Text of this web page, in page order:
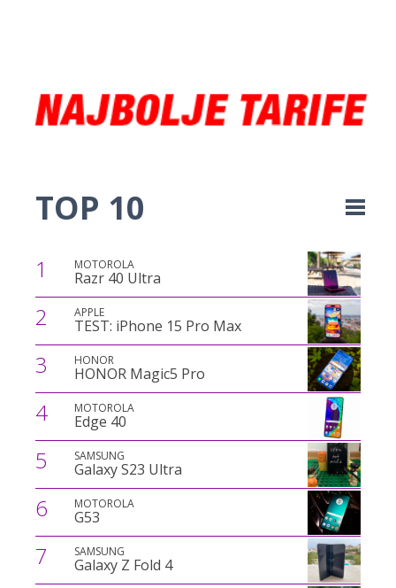
TOP 10
1 MOTOROLA
Razr 40 Ultra
2 APPLE
TEST: iPhone 15 Pro Max
3 HONOR
HONOR Magic5 Pro
4 MOTOROLA
Edge 40
5 SAMSUNG
Galaxy S23 Ultra
6 MOTOROLA
G53
7 SAMSUNG
Galaxy Z Fold 4